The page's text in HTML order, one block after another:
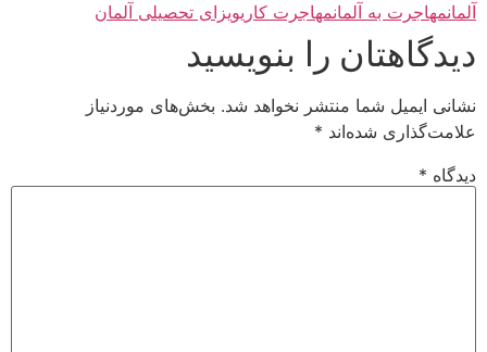
آلمانمهاجرت به آلمانمهاجرت کاریویزای تحصیلی آلمان
دیدگاهتان را بنویسید
نشانی ایمیل شما منتشر نخواهد شد. بخش‌های موردنیاز
علامت‌گذاری شده‌اند *
دیدگاه *